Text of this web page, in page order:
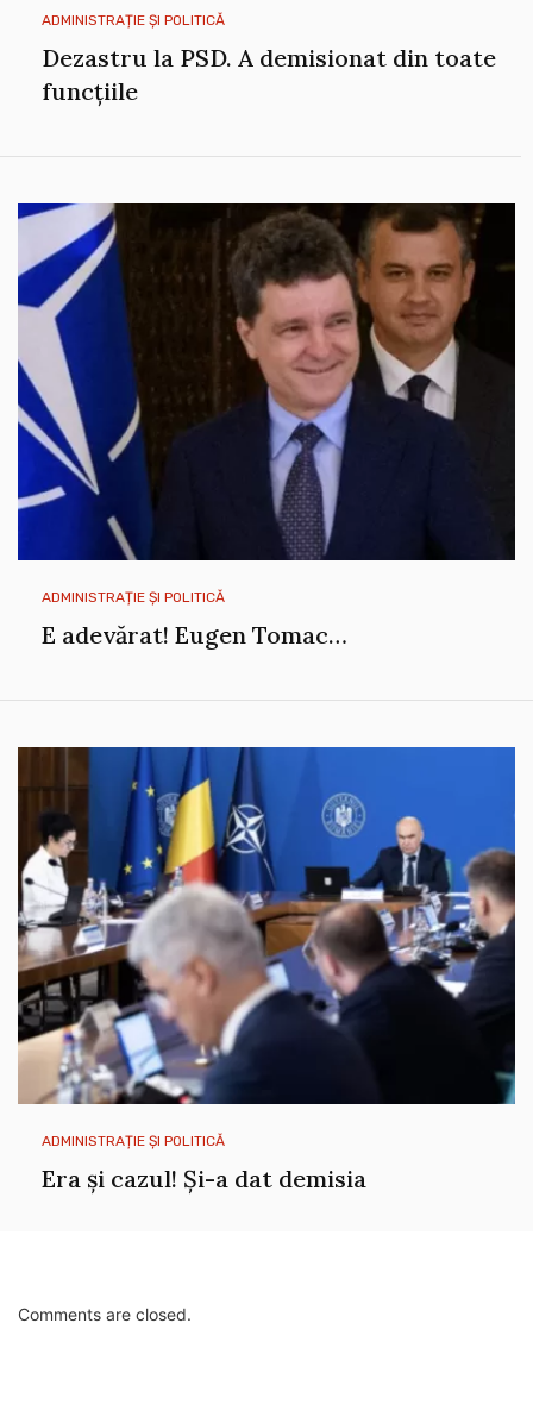
ADMINISTRAȚIE ȘI POLITICĂ
Dezastru la PSD. A demisionat din toate
funcțiile
ADMINISTRAȚIE ȘI POLITICĂ
E adevărat! Eugen Tomac…
ADMINISTRAȚIE ȘI POLITICĂ
Era și cazul! Și-a dat demisia
Comments are closed.